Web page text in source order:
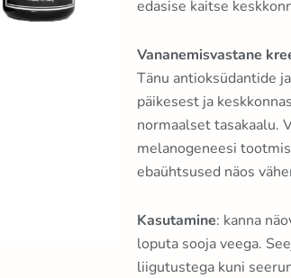
edasise kaitse
Vananemisvastane
Tänu antioksüdantide
päikesest ja
normaalset tasakaalu.
melanogeneesi
ebaühtsused näos
Kasutamine: kanna
loputa sooja veega.
liigutustega kuni